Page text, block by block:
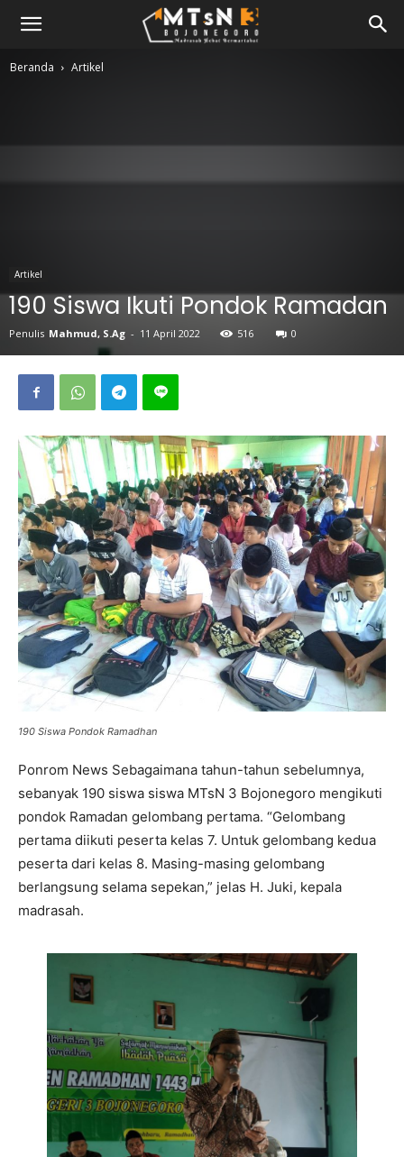
Beranda Artikel
Artikel
190 Siswa Ikuti Pondok Ramadan
Penulis Mahmud, S.Ag - 11 April 2022 516 0
190 Siswa Pondok Ramadhan
Ponrom News Sebagaimana tahun-tahun sebelumnya,
sebanyak 190 siswa siswa MTsN 3 Bojonegoro mengikuti
pondok Ramadan gelombang pertama. “Gelombang
pertama diikuti peserta kelas 7. Untuk gelombang kedua
peserta dari kelas 8. Masing-masing gelombang
berlangsung selama sepekan,” jelas H. Juki, kepala
madrasah.